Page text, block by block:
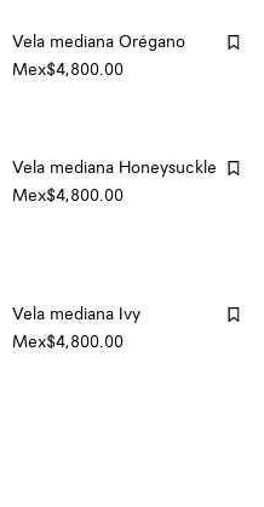
Vela mediana Orégano
Mex$4,800.00
Vela mediana Honeysuckle
Mex$4,800.00
Vela mediana Ivy
Mex$4,800.00